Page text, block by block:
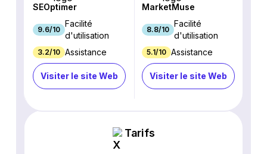
SEOptimer
9.6/10
Facilité
d'utilisation
3.2/10 Assistance
Visiter le site Web
MarketMuse
8.8/10
Facilité
d'utilisation
5.1/10 Assistance
Visiter le site Web
Tarifs